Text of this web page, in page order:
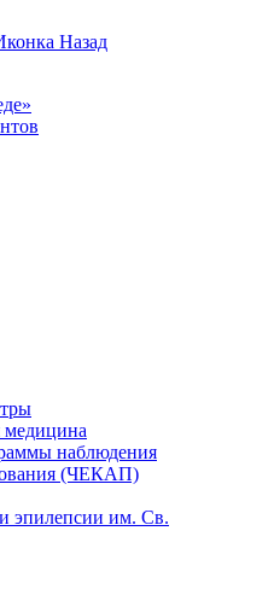
Назад
медицина
наблюдения
(ЧЕКАП)
эпилепсии им. Св.